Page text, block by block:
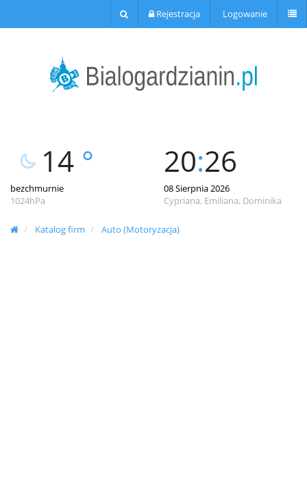
Rejestracja Logowanie
14 °
bezchmurnie
1024hPa
20:26
08 Sierpnia 2026
Cypriana, Emiliana, Dominika
Katalog firm Auto (Motoryzacja)